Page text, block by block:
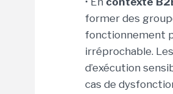
former des
fonctionnement
irréprochable.
d’exécution
cas de